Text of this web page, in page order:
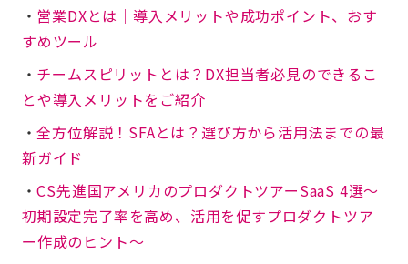
・ 営業DXとは│導入メリットや成功ポイント、おす
すめツール
・ チームスピリットとは？DX担当者必見のできるこ
とや導入メリットをご紹介
・全方位解説！SFAとは？選び方から活用法までの最
新ガイド
・CS先進国アメリカのプロダクトツアーSaaS 4選～
初期設定完了率を高め、活用を促すプロダクトツア
ー作成のヒント～